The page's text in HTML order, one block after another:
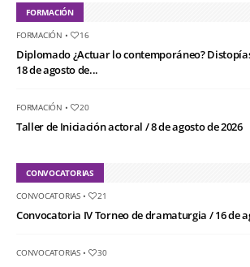
FORMACIÓN
FORMACIÓN • 16
Diplomado ¿Actuar lo contemporáneo?
18 de agosto de...
FORMACIÓN • 20
Taller de Iniciación actoral / 8 de agosto de 2026
CONVOCATORIAS
CONVOCATORIAS• 21
Convocatoria IV Torneo de dramaturgia / 16 de
CONVOCATORIAS• 30